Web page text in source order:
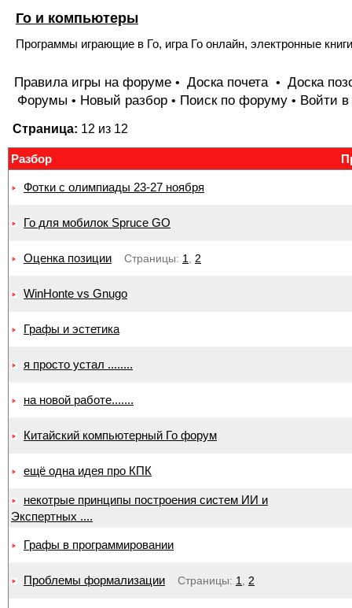
Го и компьютеры
Программы играющие в Го, игра Го онлайн, электронные
Правила игры на форуме • Доска почета • Доска
Форумы • Новый разбор • Поиск по форуму • Войти в
Страница: 12 из 12
Разбор
Фотки с олимпиады 23-27 ноября
Го для мобилок Spruce GO
Оценка позиции Страницы: 1 2
WinHonte vs Gnugo
Графы и эстетика
я просто устал ........
на новой работе.......
Китайский компьютерный Го форум
ещё одна идея про КПК
некотрые принципы построения систем ИИ и
Экспертных ....
Графы в программировании
Проблемы формализации Страницы: 1 2